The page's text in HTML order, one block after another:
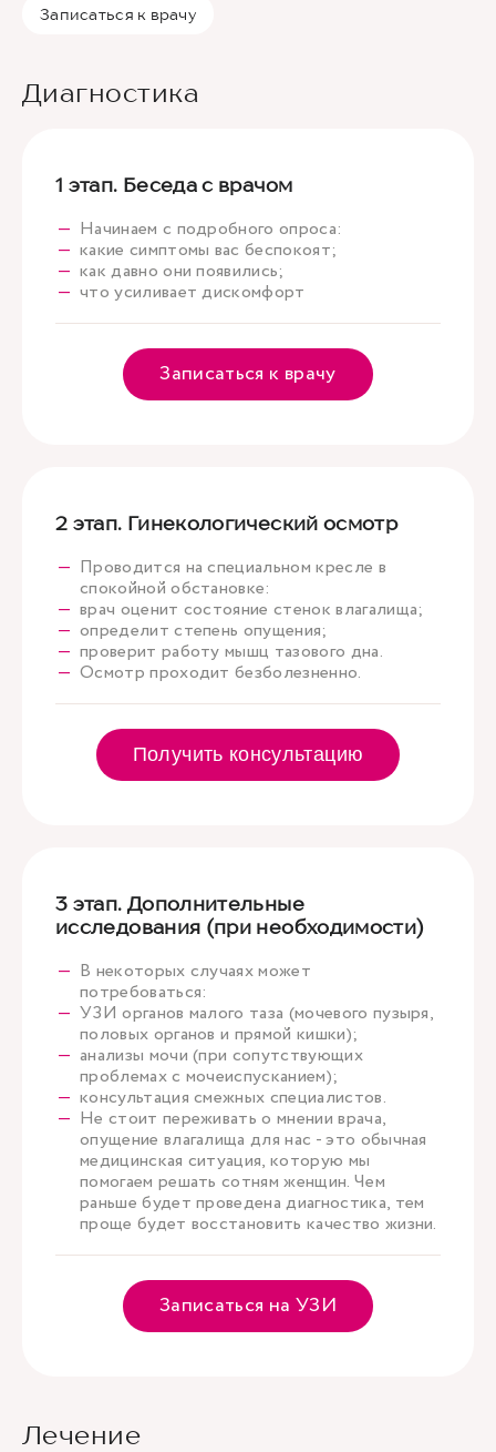
Записаться к врачу
Диагностика
1 этап. Беседа с врачом
Начинаем с подробного опроса:
какие симптомы вас беспокоят;
как давно они появились;
что усиливает дискомфорт
Записаться к врачу
2 этап. Гинекологический осмотр
Проводится на специальном кресле в
спокойной обстановке:
врач оценит состояние стенок влагалища;
определит степень опущения;
проверит работу мышц тазового дна.
Осмотр проходит безболезненно.
Получить консультацию
3 этап. Дополнительные
исследования (при необходимости)
В некоторых случаях может
потребоваться:
УЗИ органов малого таза (мочевого пузыря,
половых органов и прямой кишки);
анализы мочи (при сопутствующих
проблемах с мочеиспусканием);
консультация смежных специалистов.
Не стоит переживать о мнении врача,
опущение влагалища для нас - это обычная
медицинская ситуация, которую мы
помогаем решать сотням женщин. Чем
раньше будет проведена диагностика, тем
проще будет восстановить качество жизни.
Записаться на УЗИ
Лечение